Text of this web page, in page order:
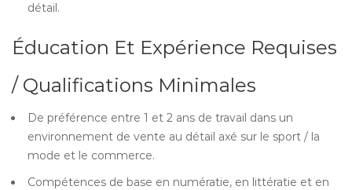
détail.
Éducation Et Expérience Requises
/ Qualifications Minimales
De préférence entre 1 et 2 ans de travail dans un
environnement de vente au détail axé sur le sport / la
mode et le commerce.
Compétences de base en numératie, en littératie et en